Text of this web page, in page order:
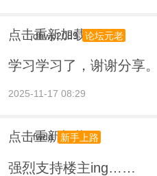
点击重新加载
dhwp2089 论坛元老
学习学习了，谢谢分享。
2025-11-17 08:29
点击重新加载
fwdd 新手上路
强烈支持楼主ing……